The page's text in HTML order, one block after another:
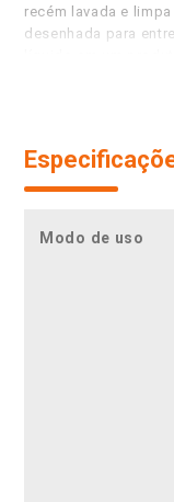
recém lavada e
desenhada para
suave e deliciosa
produto!
do nosso portfólio
em nosso site:
ideal para roupas
1 é recomendado
refere ao uso para
tecidos. ***
adequados para
te dá muitos
coco líquido tem
dá fragrância de
bom custo-
roupa Surf 5 em 1
testado. *Multiuso
Modo de uso